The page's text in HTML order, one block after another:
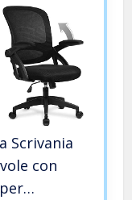
Scrivania
con